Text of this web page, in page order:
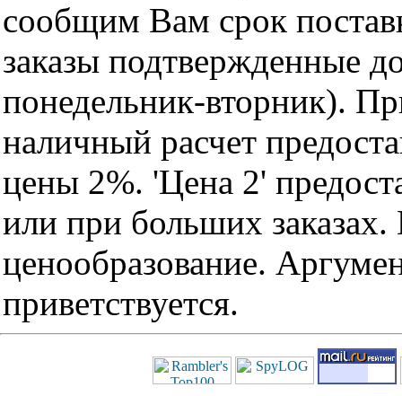
сообщим Вам срок
заказы подтвержденные
понедельник-вторник).
наличный расчет
цены 2%. 'Цена 2'
или при больших
ценообразование.
приветствуется.